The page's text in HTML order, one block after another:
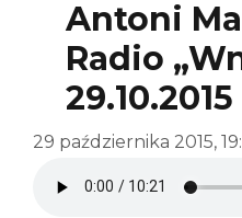
Antoni
Radio
29.10.2015
29 października 2015,